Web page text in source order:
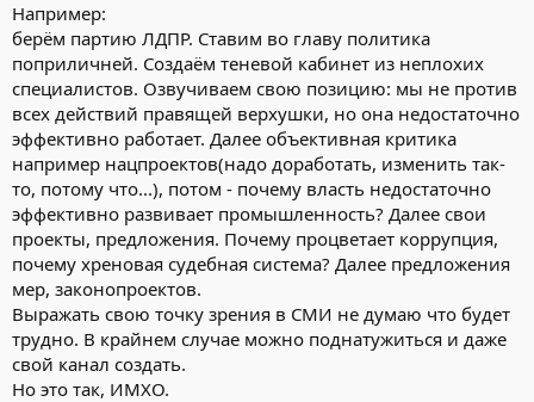
Например:
берём партию ЛДПР. Ставим во главу политика
поприличней. Создаём теневой кабинет из неплохих
специалистов. Озвучиваем свою позицию: мы не против
всех действий правящей верхушки, но она недостаточно
эффективно работает. Далее объективная критика
например нацпроектов(надо доработать, изменить так-
то, потому что...), потом - почему власть недостаточно
эффективно развивает промышленность? Далее свои
проекты, предложения. Почему процветает коррупция,
почему хреновая судебная система? Далее предложения
мер, законопроектов.
Выражать свою точку зрения в СМИ не думаю что будет
трудно. В крайнем случае можно поднатужиться и даже
свой канал создать.
Но это так, ИМХО.